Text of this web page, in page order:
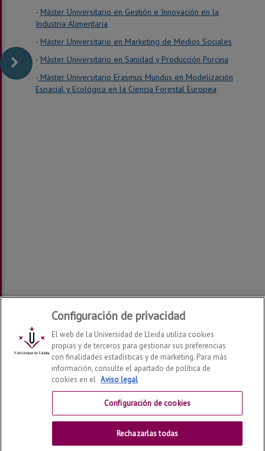
- Máster Universitario en Gestión e Innovación en la
Industria Alimentaria
- Máster Universitario en Marketing de Medios Sociales
- Máster Universitario en Sanidad y Producción Porcina
- Máster Universitario Erasmus Mundus en Modelización
Espacial y Ecológica en la Ciencia Forestal Europea
Departamento de Economía y Empresa
Contactar
Configuración de privacidad
El web de la Universidad de Lleida utiliza cookies
propias y de terceros para gestionar sus preferencias
con finalidades estadísticas y de marketing. Para más
información, consulte el apartado de política de
cookies en el Aviso legal
Configuración de cookies
Rechazarlas todas